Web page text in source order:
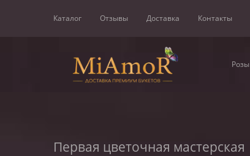
Каталог Отзывы Доставка Контакты
Розы
Первая цветочная мастерская